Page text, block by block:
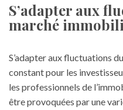
S’adapter aux
marché
S’adapter aux fluctuations du
constant pour les
les professionnels de
être provoquées par une